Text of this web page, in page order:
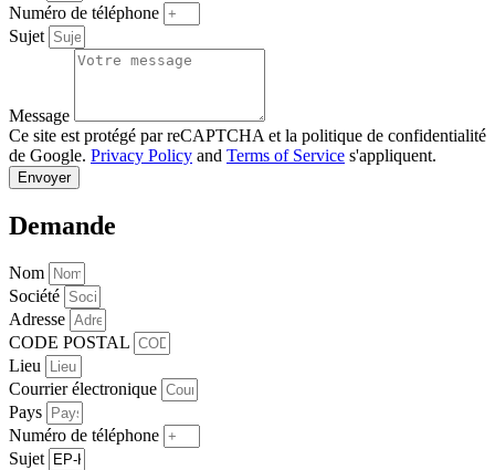
Numéro de téléphone
Sujet
Message
Ce site est protégé par reCAPTCHA et la politique de confidentialité
de Google. Privacy Policy and Terms of Service s'appliquent.
Envoyer
Demande
Nom
Société
Adresse
CODE POSTAL
Lieu
Courrier électronique
Pays
Numéro de téléphone
Sujet